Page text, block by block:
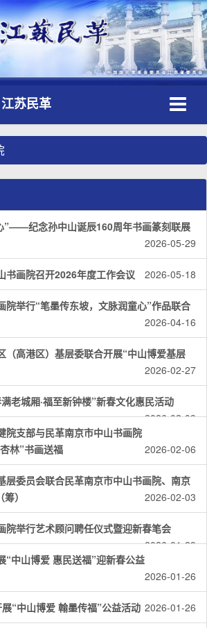
苏民革
”——纪念孙中山诞辰160周年书画篆刻联展
2026-05-29
书画院召开2026年度工作会议 2026-05-18
院举行“笔墨传东坡，文脉润童心”作品联合
2026-04-16
（高港区）基层委联合开展“中山博爱基层
2026-02-27
老城厢·福至新钟楼”新春文化惠民活动
2026-02-09
院支部与民革南京市中山书画院
林”书画送福
2026-02-06
层委员会联合民革南京市中山书画院、南京
）
2026-02-03
院举行艺术顾问聘任仪式暨迎新春笔会
2026-01-29
“中山博爱 惠民送福”迎新春公益
2026-01-26
“中山博爱 翰墨传福”公益活动 2026-01-26